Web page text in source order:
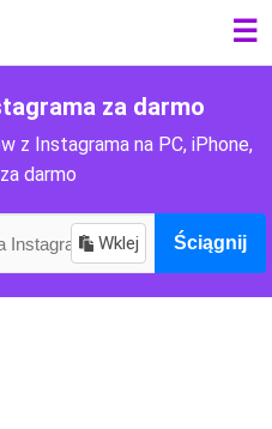
☰
za darmo
z Instagrama na PC, iPhone,
darmo
Wklej Ściągnij